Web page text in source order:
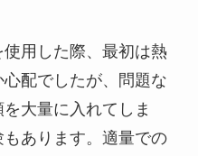
用した際、最初は熱
配でしたが、問題な
大量に入れてしま
あります。適量での